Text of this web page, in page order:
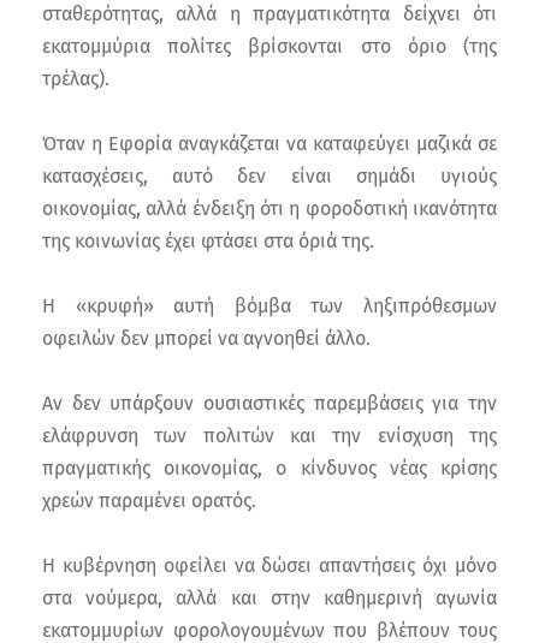
σταθερότητας, αλλά η πραγματικότητα δείχνει ότι
εκατομμύρια πολίτες βρίσκονται στο όριο (της
τρέλας).
Όταν η Εφορία αναγκάζεται να καταφεύγει μαζικά σε
κατασχέσεις, αυτό δεν είναι σημάδι υγιούς
οικονομίας, αλλά ένδειξη ότι η φοροδοτική ικανότητα
της κοινωνίας έχει φτάσει στα όριά της.
Η «κρυφή» αυτή βόμβα των ληξιπρόθεσμων
οφειλών δεν μπορεί να αγνοηθεί άλλο.
Αν δεν υπάρξουν ουσιαστικές παρεμβάσεις για την
ελάφρυνση των πολιτών και την ενίσχυση της
πραγματικής οικονομίας, ο κίνδυνος νέας κρίσης
χρεών παραμένει ορατός.
Η κυβέρνηση οφείλει να δώσει απαντήσεις όχι μόνο
στα νούμερα, αλλά και στην καθημερινή αγωνία
εκατομμυρίων φορολογουμένων που βλέπουν τους